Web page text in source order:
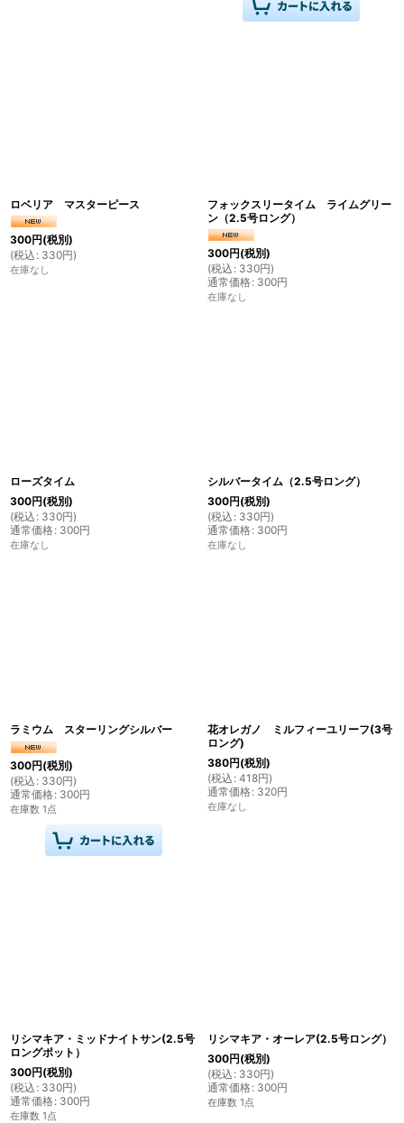
ロベリア マスターピース
300円(税別)
(税込 : 330円)
在庫なし
フォックスリータイム ライムグリー
ン（2.5号ロング）
300円(税別)
(税込 : 330円)
通常価格: 300円
在庫なし
ローズタイム
300円(税別)
(税込 : 330円)
通常価格: 300円
在庫なし
シルバータイム（2.5号ロング）
300円(税別)
(税込 : 330円)
通常価格: 300円
在庫なし
ラミウム スターリングシルバー
300円(税別)
(税込 : 330円)
通常価格: 300円
在庫数 1点
花オレガノ ミルフィーユリーフ(3号
ロング)
380円(税別)
(税込 : 418円)
通常価格: 320円
在庫なし
リシマキア・ミッドナイトサン(2.5号
ロングポット）
300円(税別)
(税込 : 330円)
通常価格: 300円
在庫数 1点
リシマキア・オーレア(2.5号ロング）
300円(税別)
(税込 : 330円)
通常価格: 300円
在庫数 1点